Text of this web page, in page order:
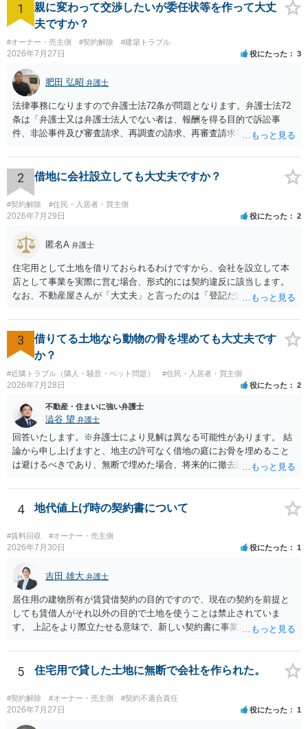
1
親に変わって交渉したいが委任状等を作って大丈
夫ですか？
#オーナー・売主側 #契約解除 #建築トラブル
2026年7月27日 役にたった 3
肥田 弘昭 弁護士
法律事務になりますので弁護士法72条が問題となります。弁護士法72
条は「弁護士又は弁護士法人でない者は、報酬を得る目的で訴訟事
件、非訟事件及び審査請求、再調査の請求、再審査請求等行政庁に対
しくは和解その他の法律事務を取り扱い、又はこれらの周旋をするこ
とを業とすることができない。ただし、この法律又は他の法律に別段
の定めがある場合は、この限りでない。」とのことから、報酬を得る
目的がないのであれば適法です。なぜなら、弁護士法72条に違反しな
いのであれば、委任については無償で委任者が受任者に委任できるか
2 借地に会社設立しても大丈夫ですか？
#契約解除 #住民・入居者・買主側
2026年7月29日 役にたった 2
匿名A 弁護士
住宅用として土地を借りておられるわけですから、会社を設立して本
店として事業を実際に営む場合、形式的には契約違反に該当します。
なお、不動産屋さんが「大丈夫」と言ったのは「登記だけなら実務上
れますが、これは法的な保証ではありません。 ただ、解除まで認めら
れるかどうかについては信頼関係が破壊されたかどうかで判断されま
すので、建物を事務所・店舗用に大きく改築する等までなさらない限
り、リスクはそれほど大きくないかもしれません。 しかしそれでも、
大家さんが契約違反を口実に、将来の更新時に更新料の上乗せを要求
したり、立ち退きを迫る材料に使ったりする可能性は否定できませ
ん。
3
借りてる土地なら動物の骨を埋めても大丈夫です
か？
#近隣トラブル（隣人・騒音・ペット問題） #住民・入居者・買主側
2026年7月28日 役にたった 2
不動産・住まいに強い弁護士
澁谷 望 弁護士
回答いたします。※弁護士により見解は異なる可能性があります。 結
論から申し上げますと、地主の許可なく借地の庭にお骨を埋めること
は避けるべきであり、無断で埋めた場合、将来的に撤去請求や退去時
上、自分のペットの遺骨を埋める行為自体は墓地埋葬法違反や不法投
棄には該当しないため、犯罪になるわけではありません。しかし、建
物の所有者は質問者様であっても、土地の所有権はあくまで地主にあ
ります。そのため、地主に無断でお骨を埋める行為は、他人の所有権
を侵害する行為や、借地人としての善管注意義務違反とみなされる可
事前に地主へ相談して許可を得るか、土地に直接埋めずに大きめの鉢
植え等で供養する「プランター葬」や、ペット霊園等への納骨を検討
されるのが確実かと思います。
4 地代値上げ時の契約書について
#賃料回収 #オーナー・売主側
2026年7月30日 役にたった 1
吉田 雄大 弁護士
居住用の建物所有が賃貸借契約の目的ですので、現在の契約を前提と
しても賃借人がそれ以外の目的で土地を使うことは禁止されていま
す。 上記をより際立たせる意味で、新しい契約書に事業用として用い
交渉である以上賃借人が拒んだ場合には入りませんが、提案するのは
良い方法と思います。
5 住宅用で貸した土地に無断で会社を作られた。
#契約解除 #オーナー・売主側 #契約不適合責任
2026年7月27日 役にたった 1